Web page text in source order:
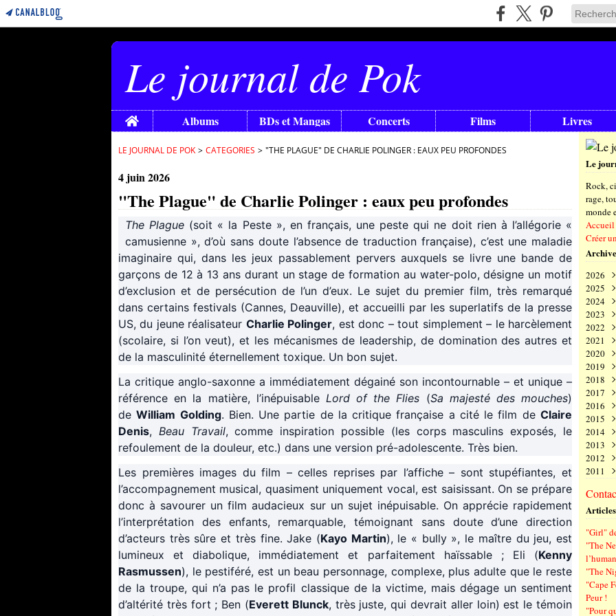
Le journal de Pok
Home Albums BDs et Mangas Concerts Films Livres
LE JOURNAL DE POK > CATEGORIES > "THE PLAGUE" DE CHARLIE POLINGER : EAUX PEU PROFONDES
4 juin 2026
"The Plague" de Charlie Polinger : eaux peu profondes
The Plague (soit « la Peste », en français, une peste qui ne doit rien à l’allégorie «
camusienne », d’où sans doute l’absence de traduction française), c’est une maladie
imaginaire qui, dans les jeux passablement pervers auxquels se livre une bande de
garçons de 12 à 13 ans durant un stage de formation au water-polo, désigne un motif
d’exclusion et de persécution de l’un d’eux. Le sujet du premier film, très remarqué
dans certains festivals (Cannes, Deauville), et accueilli par les superlatifs de la presse
US, du jeune réalisateur Charlie Polinger, est donc – tout simplement – le harcèlement
(scolaire, si l’on veut), et les mécanismes de leadership, de domination des autres et
de la masculinité éternellement toxique. Un bon sujet.
La critique anglo-saxonne a immédiatement dégainé son incontournable – et unique –
référence en la matière, l’inépuisable Lord of the Flies (Sa majesté des mouches)
de William Golding. Bien. Une partie de la critique française a cité le film de Claire
Denis, Beau Travail, comme inspiration possible (les corps masculins exposés, le
refoulement de la douleur, etc.) dans une version pré-adolescente. Très bien.
Les premières images du film – celles reprises par l’affiche – sont stupéfiantes, et
l’accompagnement musical, quasiment uniquement vocal, est saisissant. On se prépare
donc à savourer un film audacieux sur un sujet inépuisable. On apprécie rapidement
l’interprétation des enfants, remarquable, témoignant sans doute d’une direction
d’acteurs très sûre et très fine. Jake (Kayo Martin), le « bully », le maître du jeu, est
lumineux et diabolique, immédiatement et parfaitement haïssable ; Eli (Kenny
Rasmussen), le pestiféré, est un beau personnage, complexe, plus adulte que le reste
de la troupe, qui n’a pas le profil classique de la victime, mais dégage un sentiment
d’altérité très fort ; Ben (Everett Blunck, très juste, qui devrait aller loin) est le témoin
Le
Rock,
rage,
monde
Créer
2026
Août
Juillet
Juin
Mai
Avril
Mars
2025
Août
Juillet
Juin
Mai
Avril
Mars
2024
Août
Juillet
Juin
Mai
Avril
Mars
2023
Août
Juillet
Juin
Mai
Avril
Mars
2022
Août
Juillet
Juin
Mai
Avril
Mars
2021
Août
Juillet
Juin
Mai
Avril
Mars
2020
Août
Juillet
Juin
Mai
Avril
2019
Août
Juillet
Juin
Mai
2018
Août
Juillet
Juin
Mars
2017
Août
Juillet
Mai
Avril
2016
Août
Juin
Mai
2015
Juin
Mai
2014
Juin
Mai
2013
Août
Juin
Mai
2012
Juin
Mai
2011
"Girl"
"The
"The
"Cape
Peur !
"Pour